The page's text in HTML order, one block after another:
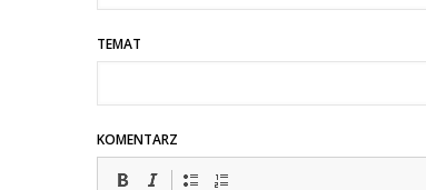
na
TEMAT
KOMENTARZ